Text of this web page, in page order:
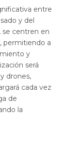
entre
y del
se centren en
permitiendo a
y
será
drones,
cada vez
de
la